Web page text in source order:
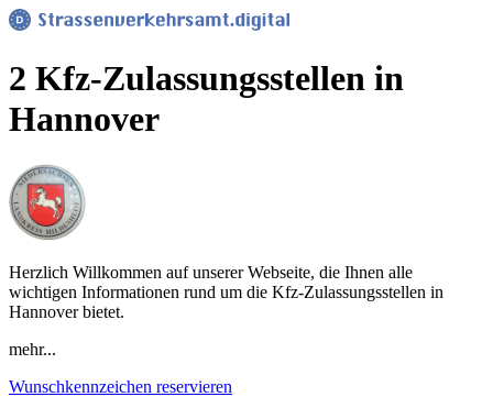
2 Kfz-Zulassungsstellen in
Hannover
Herzlich Willkommen auf unserer Webseite, die Ihnen alle
wichtigen Informationen rund um die Kfz-Zulassungsstellen in
Hannover bietet.
mehr...
Wunschkennzeichen reservieren